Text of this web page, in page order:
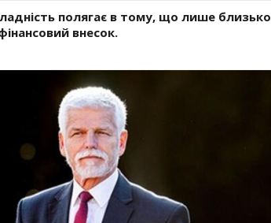
полягає в тому, що лише близько
внесок.